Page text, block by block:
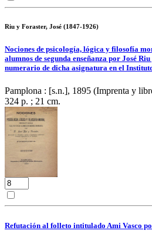
Riu y Foraster, José (1847-1926)
Nociones de psicología, lógica y filosofía
alumnos de segunda enseñanza por José
numerario de dicha asignatura en el
Pamplona : [s.n.], 1895 (Imprenta y
324 p. ; 21 cm.
Refutación al folleto intitulado Ami Vasco